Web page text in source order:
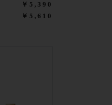
￥5,390
￥5,610